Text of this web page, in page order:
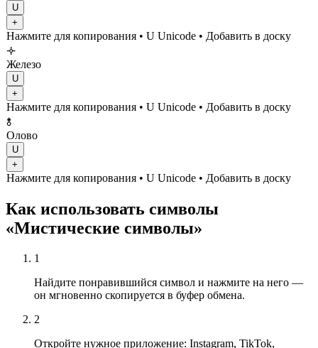
U
+
Нажмите для копирования • U Unicode • Добавить в доску
🝊
Железо
U
+
Нажмите для копирования • U Unicode • Добавить в доску
🝋
Олово
U
+
Нажмите для копирования • U Unicode • Добавить в доску
Как использовать символы
«Мистические символы»
1
Найдите понравившийся символ и нажмите на него —
он мгновенно скопируется в буфер обмена.
2
Откройте нужное приложение: Instagram, TikTok,